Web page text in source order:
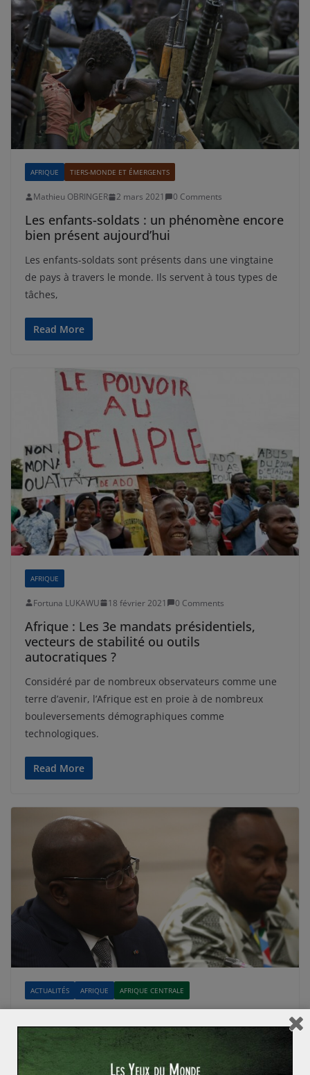
AFRIQUE TIERS-MONDE ET ÉMERGENTS
Mathieu OBRINGER 2 mars 2021 0 Comments
Les enfants-soldats : un phénomène encore
bien présent aujourd’hui
Les enfants-soldats sont présents dans une vingtaine
de pays à travers le monde. Ils servent à tous types de
tâches,
Read More
AFRIQUE
Fortuna LUKAWU 18 février 2021 0 Comments
Afrique : Les 3e mandats présidentiels,
vecteurs de stabilité ou outils
autocratiques ?
Considéré par de nombreux observateurs comme une
terre d’avenir, l’Afrique est en proie à de nombreux
bouleversements démographiques comme
technologiques.
Read More
ACTUALITÉS AFRIQUE AFRIQUE CENTRALE
RDC : jusqu’où ira Félix Tshisekedi ?
A la suite des élections présidentielles de 2018, la RDC